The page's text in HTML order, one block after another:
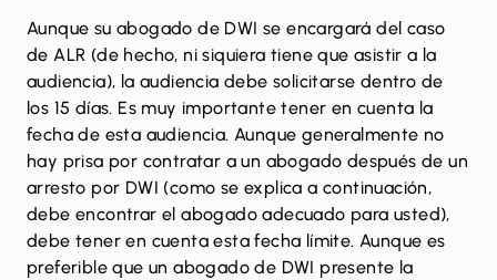
Aunque su abogado de DWI se encargará del caso
de ALR (de hecho, ni siquiera tiene que asistir a la
audiencia), la audiencia debe solicitarse dentro de
los 15 días. Es muy importante tener en cuenta la
fecha de esta audiencia. Aunque generalmente no
hay prisa por contratar a un abogado después de un
arresto por DWI (como se explica a continuación,
debe encontrar el abogado adecuado para usted),
debe tener en cuenta esta fecha límite. Aunque es
preferible que un abogado de DWI presente la